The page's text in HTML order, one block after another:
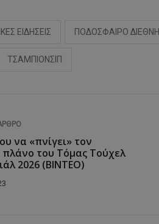
ΕΙΔΗΣΕΙΣ ΠΟΔΟΣΦΑΙΡΟ ΔΙΕΘΝΗ
ΤΣΑΜΠΙΟΝΣΙΠ
να «πνίγει» τον
του Τόμας Τούχελ
2026 (ΒΙΝΤΕΟ)